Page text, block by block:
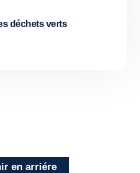
déchets verts
en arriére